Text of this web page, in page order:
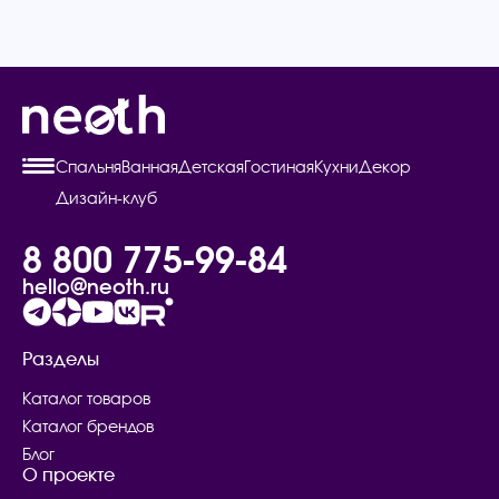
СпальняВаннаяДетскаяГостинаяКухниДекор
Дизайн-клуб
8 800 775-99-84
hello@neoth.ru
Разделы
Каталог товаров
Каталог брендов
Блог
О проекте